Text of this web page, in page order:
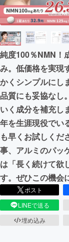
ビジ
まち
純度100％NMN！
み。低価格を実現
かくシンプルにし
品質にも妥協なし
いく成分を補充し
年を生涯現役でい
も早くお試しくだ
事、アルミのパッ
は「長く続けて欲
す。ぜひこの機会
ポスト
LINEで送る
埋め込み